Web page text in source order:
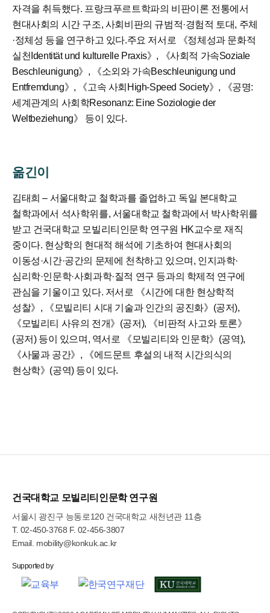
자격을 취득했다. 프랑크푸르트학파의 비판이론 전통에서
현대사회의 시간 구조, 사회비판의 규범적·경험적 토대, 주체
·정체성 등을 연구하고 있다.주요 저서로 《정체성과 문화적
실천Identität und kulturelle Praxis》, 《사회적 가속Soziale
Beschleunigung》, 《소외와 가속Beschleunigung und
Entfremdung》, 《고속 사회High-Speed Society》, 《공명:
세계관계의 사회학Resonanz: Eine Soziologie der
Weltbeziehung》 등이 있다.
옮긴이
김태희 – 서울대학교 철학과를 졸업하고 독일 본대학교
철학과에서 석사학위를, 서울대학교 철학과에서 박사학위를
받고 건국대학교 모빌리티인문학 연구원 HK교수로 재직
중이다. 현상학의 현대적 해석에 기초하여 현대사회의
이동성·시간·공간의 문제에 천착하고 있으며, 인지과학·
심리학·인문학·사회과학·질적 연구 등과의 학제적 연구에
관심을 기울이고 있다. 저서로 《시간에 대한 현상학적
성찰》, 《모빌리티 시대 기술과 인간의 공진화》(공저),
《모빌리티 사유의 전개》(공저), 《비판적 사고와 토론》
(공저) 등이 있으며, 역서로 《모빌리티와 인문학》(공역),
《사물과 공간》, 《에드문트 후설의 내적 시간의식의
현상학》(공역) 등이 있다.
건국대학교 모빌리티인문학 연구원
서울시 광진구 능동로120 건국대학교 새천년관 11층
T. 02-450-3768 F. 02-456-3807
Email. mobility@konkuk.ac.kr